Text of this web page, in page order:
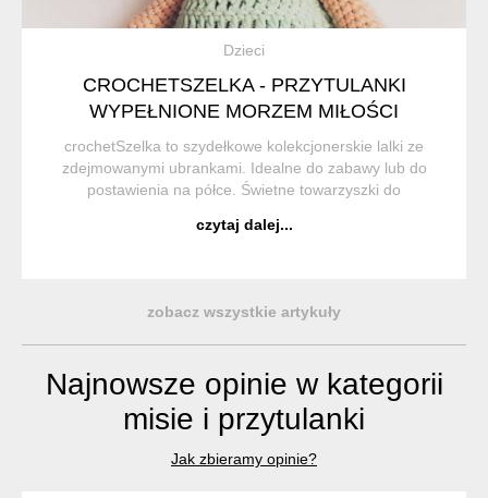
Dzieci
CROCHETSZELKA - PRZYTULANKI
WYPEŁNIONE MORZEM MIŁOŚCI
crochetSzelka to szydełkowe kolekcjonerskie lalki ze
zdejmowanymi ubrankami. Idealne do zabawy lub do
postawienia na półce. Świetne towarzyszki do
pluszowe misie i owieczki, a nawet pieski z...
czytaj dalej...
zobacz wszystkie artykuły
Najnowsze opinie w kategorii
misie i przytulanki
Jak zbieramy opinie?